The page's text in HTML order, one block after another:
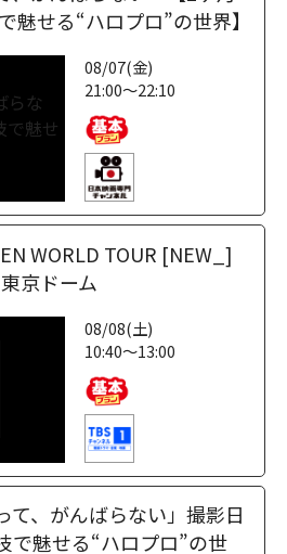
魅せる“ハロプロ”の世界】
08/07(金)
21:00～22:10
WORLD TOUR [NEW_]
京ドーム
08/08(土)
10:40～13:00
て、がんばらない」撮影日
魅せる“ハロプロ”の世